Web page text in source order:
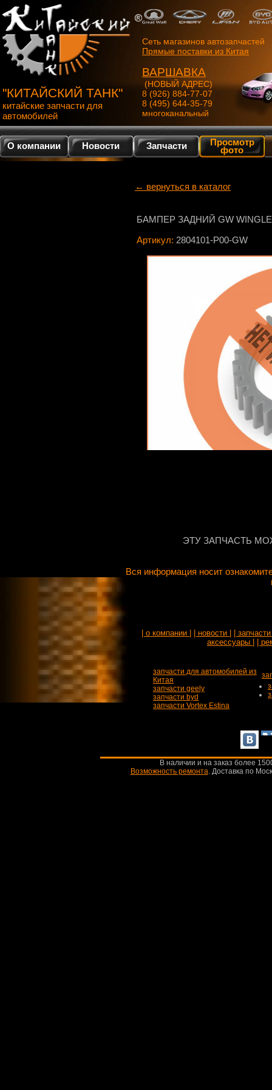
"КИТАЙСКИЙ ТАНК"
китайские запчасти для
автомобилей
Сеть магазинов автозапчастей
Прямые поставки из Китая
ВАРШАВКА
(НОВЫЙ АДРЕС)
8 (926) 884-77-07
8 (495) 644-35-79
многоканальный
О компании Новости Запчасти Просмотр
фото
← вернуться в каталог
БАМПЕР ЗАДНИЙ GW
Артикул: 2804101-P00-GW
ЭТУ ЗАПЧАСТЬ
Вся информация носит
| о компании | | новости |
|
аксессуары |
|
запчасти для автомобилей из
Китая
запчасти geely
запчасти byd
запчасти Vortex Estina
В наличии и на заказ более
Возможность ремонта.Доставка по